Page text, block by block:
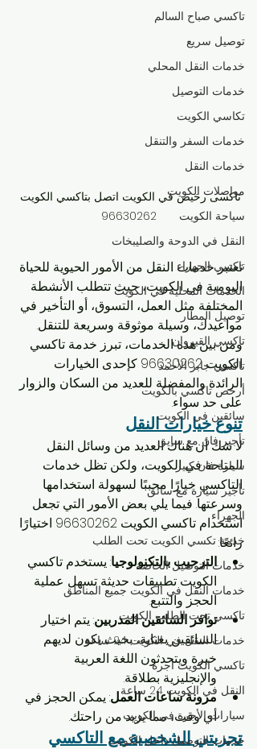
تاكسي صباح السالم
توصيل سريع
خدمات النقل المحلي
خدمات التوصيل
تكاسي الكويت
خدمات السفر والتنقل
خدمات النقل
مواصلات الكويت
سياحة الكويت
النقل في الدوحة والصليبخات
تاكسي الجهراء
الخدمات المحلية في الكويت
توصيل المطار
تاكسي القيروان
تاكسي جابر الأحمد
أرخص تاكسي بالكويت
سائقين في الكويت
تأجير فان مع سايق
سيارة فان كبير
تأجير سيارة مع سائق
الجهراء
خدمة تكسي الكويت تحت الطلب
خدمات التوصيل الخاصة
خدمات النقل في الكويت جميع المناطق
تاكسي تحت الطلب الكويت
خدمات النقل في الكويت 24 ساعة
تاكسي الكويت اجرة
النقل في الكويت 24 ساعة
سيارات الأجرة في الكويت
خدمات التوصيل داخل الكويت
تاكسى رخيص في الكويت اتصل بتاكسي الكويت
96630262
تعتبر خدمات النقل من الأمور الحيوية للحياة
اليومية في الكويت، حيث تتطلب الأنشطة
المختلفة مثل العمل، التسوق، أو التأخير في
مواعيدك، وسيلة موثوقة وسريعة للتنقل.
ومن بين هذه الخدمات، تبرز خدمة تاكسي
الكويت 96630262 كإحدى الخيارات
الرائدة والمفضلة للعديد من السكان والزوار
على حد سواء.
تنوع خيارات النقل
لا شك أن هناك العديد من وسائل النقل
المتاحة في الكويت، ولكن تظل خدمات
التاكسي خيارًا محببًا لسهولة استخدامها
وسرعتها. فيما يلي بعض الأمور التي تجعل
استخدام تاكسي الكويت 96630262 اختيارًا
رائعًا:
الترحيب بالتكنولوجيا: يستخدم تاكسي
الكويت تطبيقات حديثة تسهل عملية
الحجز والتتبع.
توافر السائقين المدربين: يتم اختيار
السائقين بعناية، بحيث يكون لديهم
خبرة ويتحدثون اللغة العربية
والإنجليزية بطلاقة.
مرونة ساعات العمل: يمكن الحجز في
أي وقت، مما يزيد من راحتك.
تجربتي الشخصية مع التاكسي